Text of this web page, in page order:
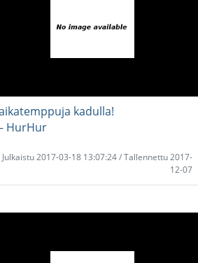
kadulla!
HurHur
Julkaistu 2017-03-18 13:07:24 / Tallennettu 2017-
12-07